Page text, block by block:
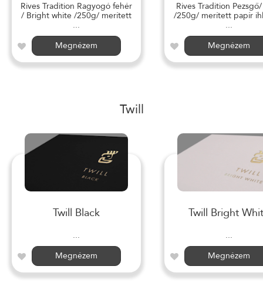
Rives Tradition Ragyogó fehér
/ Bright white /250g/ merített
...
Megnézem
Rives Tradition
/250g/ merített papír
...
Megnézem
Twill
Twill Black
...
Megnézem
Twill Bright
...
Megnézem